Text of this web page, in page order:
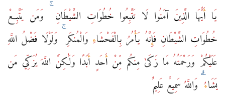
يَا أَيُّهَا الَّذِينَ آمَنُوا لَا تَتَّبِعُوا خُطُوَاتِ الشَّيْطَانِ ۚ وَمَن يَتَّبِعْ
خُطُوَاتِ الشَّيْطَانِ فَإِنَّهُ يَأْمُرُ بِالْفَحْشَاءِ وَالْمُنكَرِ ۚ وَلَوْلَا فَضْلُ اللَّهِ
عَلَيْكُمْ وَرَحْمَتُهُ مَا زَكَىٰ مِنكُم مِّنْ أَحَدٍ أَبَدًا وَلَٰكِنَّ اللَّهَ يُزَكِّي مَن
يَشَاءُ ۗ وَاللَّهُ سَمِيعٌ عَلِيمٌ